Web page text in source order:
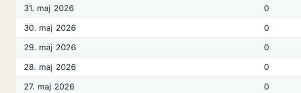
31. maj 2026
0
30. maj 2026
0
29. maj 2026
0
28. maj 2026
0
27. maj 2026
0